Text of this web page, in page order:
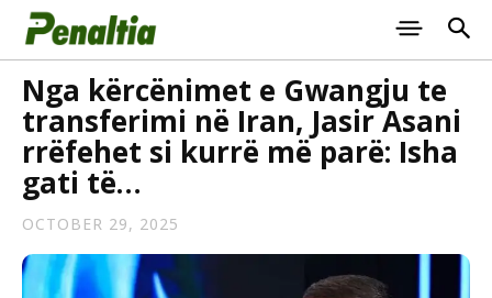
Nga kërcënimet e Gwangju te
transferimi në Iran, Jasir Asani
rrëfehet si kurrë më parë: Isha
gati të…
OCTOBER 29, 2025